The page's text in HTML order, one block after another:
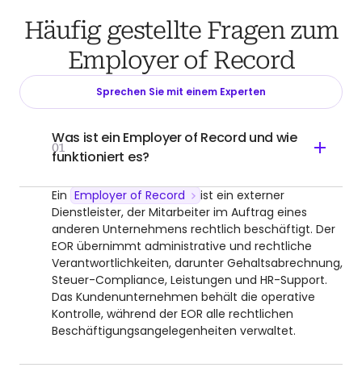
Häufig gestellte Fragen zum
Employer of Record
Sprechen Sie mit einem Experten
01
Was ist ein Employer of Record und wie
funktioniert es?
Ein Employer of Record
ist ein externer
Dienstleister, der Mitarbeiter im Auftrag eines
anderen Unternehmens rechtlich beschäftigt. Der
EOR übernimmt administrative und rechtliche
Verantwortlichkeiten, darunter Gehaltsabrechnung,
Steuer-Compliance, Leistungen und HR-Support.
Das Kundenunternehmen behält die operative
Kontrolle, während der EOR alle rechtlichen
Beschäftigungsangelegenheiten verwaltet.